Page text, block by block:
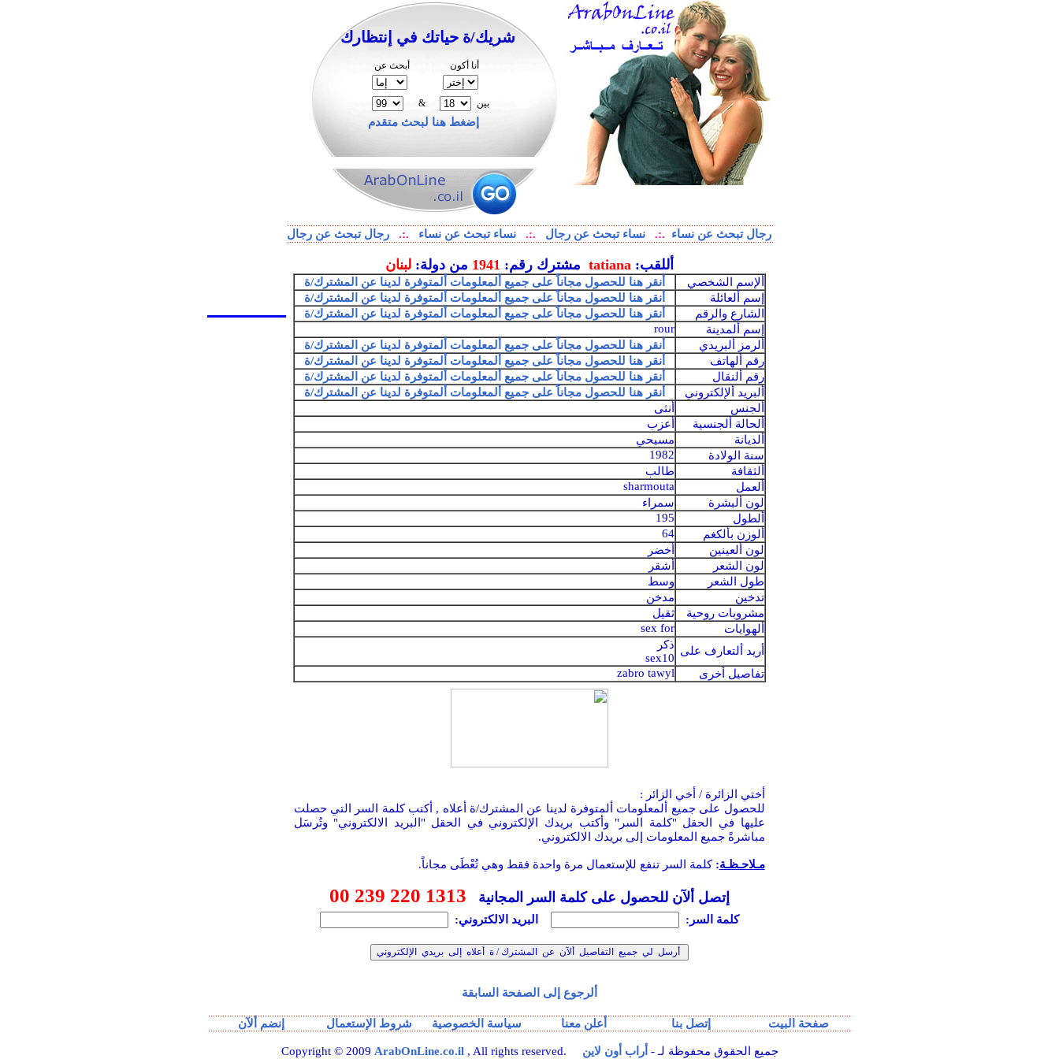
شريك/ة حياتك في إنتظارك
أبحث عن أنا أكون
& بين
إضغط هنا لبحث متقدم
رجال تبحث عن نساء .:. نساء تبحث عن رجال .:. نساء تبحث عن نساء .:. رجال تبحث عن رجال
أللقب:tatiana مشترك رقم: 1941 من دولة:لبنان
ألإسم الشخصي
أنقر هنا للحصول مجاناً على جميع ألمعلومات ألمتوفرة لدينا عن المشترك/ة
إسم ألعائلة
أنقر هنا للحصول مجاناً على جميع ألمعلومات ألمتوفرة لدينا عن المشترك/ة
الشارع والرقم
أنقر هنا للحصول مجاناً على جميع ألمعلومات ألمتوفرة لدينا عن المشترك/ة
إسم ألمدينة
rour
ألرمز ألبريدي
أنقر هنا للحصول مجاناً على جميع ألمعلومات ألمتوفرة لدينا عن المشترك/ة
رقم ألهاتف
أنقر هنا للحصول مجاناً على جميع ألمعلومات ألمتوفرة لدينا عن المشترك/ة
رقم ألنقال
أنقر هنا للحصول مجاناً على جميع ألمعلومات ألمتوفرة لدينا عن المشترك/ة
ألبريد ألإلكتروني
أنقر هنا للحصول مجاناً على جميع ألمعلومات ألمتوفرة لدينا عن المشترك/ة
ألجنس
أنثى
ألحالة ألجنسية
أعزب
ألديانة
مسيحي
سنة الولادة
1982
ألثقافة
طالب
ألعمل
sharmouta
لون ألبشرة
سمراء
ألطول
195
ألوزن بألكغم
64
لون ألعينين
أخضر
لون الشعر
أشقر
طول الشعر
وسط
تدخين
مدخن
مشروبات روحية
ثقيل
ألهوايات
sex for
أريد ألتعارف على ذكر
sex10
تفاصيل أخرى
zabro tawyl
أختي الزائرة / أخي الزائر :
للحصول على جميع ألمعلومات ألمتوفرة لدينا عن المشترك/ة أعلاه , أكتب كلمة السر التي حصلت
عليها في الحقل "كلمة السر" وأكتب بريدك الإلكتروني في الحقل "البريد الالكتروني" وتُرسَل
مباشرةً جميع المعلومات إلى بريدك الالكتروني.
مـلاحـظـة: كلمة السر تنفع للإستعمال مرة واحدة فقط وهي تُعْطَى مجاناً.
إتصل ألآن للحصول على كلمة السر المجانية 00 239 220 1313
كلمة السر: البريد الالكتروني:
ألرجوع إلى الصفحة السابقة
إنضم ألآن شروط الإستعمال سياسة الخصوصية أعلن معنا إتصل بنا صفحة البيت
Copyright © 2009 ArabOnLine.co.il , All rights reserved. جميع الحقوق محفوظة لـ - أراب أون لاين